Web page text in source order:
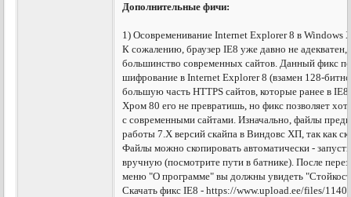
Дополнительные фичи:
1) Осовременивание Internet Explorer 8 в Windows
К сожалению, браузер IE8 уже давно не
большинство современных сайтов. Данный фикс
шифрование в Internet Explorer 8 (взамен 128-
большую часть HTTPS сайтов, которые ранее в
Хром 80 его не превратишь, но фикс позволяет
с современными сайтами. Изначально, файлы
работы 7.Х версий скайпа в Виндовс ХП, так как
Файлы можно скопировать автоматически -
вручную (посмотрите пути в батнике). После
меню "О программе" вы должны увидеть
Скачать фикс IE8 - https://www.upload.ee/files/